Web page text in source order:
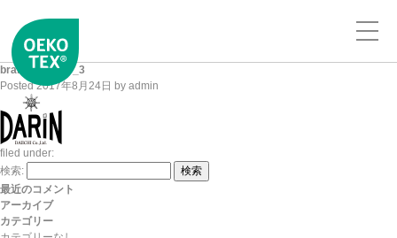
brand_logo_t7_3
Posted2017年8月24日 by admin
filed under:
検索:
検索
最近のコメント
アーカイブ
カテゴリー